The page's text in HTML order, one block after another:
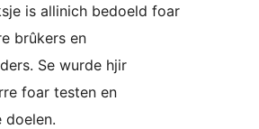
is allinich bedoeld foar
brûkers en
Se wurde hjir
foar testen en
doelen.